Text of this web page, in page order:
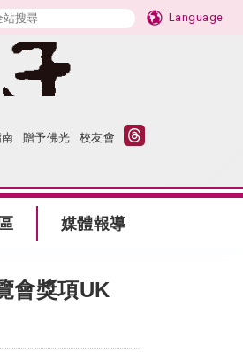
Language
贈予佛光 校友會
媒體報導
會獎項UK